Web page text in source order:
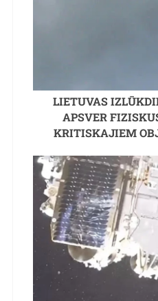
LIETUVAS
APSVER
KRITISKAJIEM